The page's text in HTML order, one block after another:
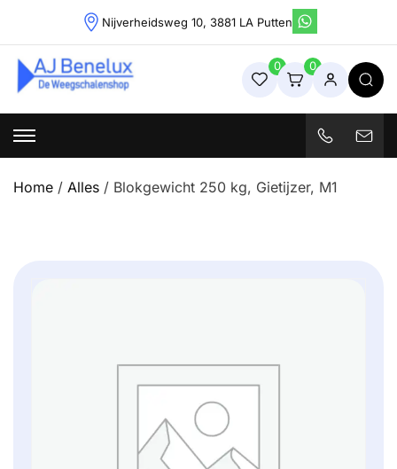
content
Nijverheidsweg 10, 3881 LA Putten
Weegschalenshop | Precisieweegschalen & Industriële
Weegoplossingen
0 0
Home / Alles / Blokgewicht 250 kg, Gietijzer, M1